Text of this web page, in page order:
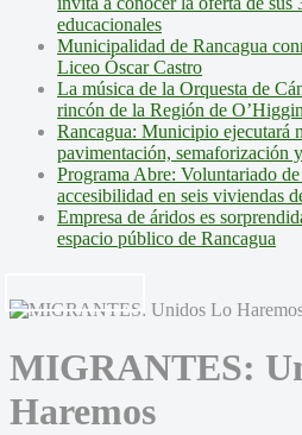
educacionales
Municipalidad de Rancagua
Liceo Óscar Castro
La música de la Orquesta de
rincón de la Región de
Rancagua: Municipio ejecutará
pavimentación, semaforización
Programa Abre: Voluntariado
accesibilidad en seis viviendas
Empresa de áridos es
espacio público de Rancagua
MIGRANTES:
Haremos